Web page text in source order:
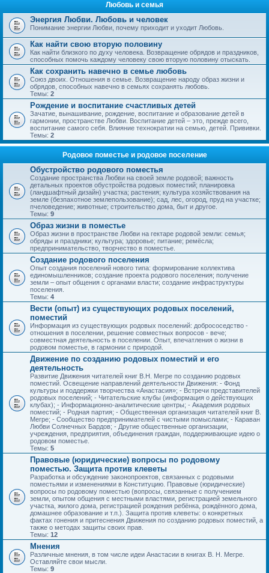
Любовь и семья
Энергия Любви. Любовь и человек
Понимание энергии Любви, почему приходит и уходит Любовь.
Как найти свою вторую половину
Как найти близкого по духу человека. Возвращение обрядов и праздников,
способных помочь каждому человеку свою вторую половину отыскать.
Как сохранить навечно в семье любовь
Союз двоих. Отношения в семье. Возвращение народу образ жизни и
обрядов, способных навечно в семьях сохранять любовь.
Темы: 2
Рождение и воспитание счастливых детей
Зачатие, вынашивание, рождение, воспитание и образование детей в
гармонии, пространстве Любви. Воспитание детей – это, прежде всего,
воспитание самого себя. Влияние технократии на семью, детей. Прививки.
Темы: 2
Родовое поместье и родовое поселение
Обустройство родового поместья
Создание пространства Любви на своей земле родовой; важность
детальных проектов обустройства родовых поместий; планировка
(ландшафтный дизайн) участка; растения; культура хозяйствования на
земле (безпахотное землепользование); сад, лес, огород, пруд на участке;
пчеловедение; животные; строительство дома, быт и другое.
Темы: 9
Образ жизни в поместье
Образ жизни в пространстве Любви на гектаре родовой земли: семья;
обряды и праздники; культура; здоровье; питание; ремёсла;
предпринимательство, творчество в поместье.
Создание родового поселения
Опыт создания поселений нового типа: формирование коллектива
единомышленников; создание проекта родового поселения; получение
земли – опыт общения с органами власти; создание инфраструктуры
поселения.
Темы: 4
Вести (опыт) из существующих родовых поселений,
поместий
Информация из существующих родовых поселений: добрососедство -
отношения в поселении, решение совместных вопросов - вече;
совместная деятельность в поселении. Опыт, впечатления о жизни в
родовом поместье, в гармонии с природой.
Движение по созданию родовых поместий и его
деятельность
Развитие Движения читателей книг В.Н. Мегре по созданию родовых
поместий. Освещение направлений деятельности Движения: - Фонд
культуры и поддержки творчества «Анастасия»; - Встречи представителей
родовых поселений; - Читательские клубы (информация о действующих
клубах); - Информационно-аналитические центры; - Академия родовых
поместий; - Родная партия; - Общественная организация читателей книг В.
Мегре; - Сообщество предпринимателей с чистыми помыслами; - Караван
Любви Солнечных Бардов; - Другие общественные организации,
учреждения, предприятия, объединения граждан, поддерживающие идею о
родовом поместье.
Темы: 5
Правовые (юридические) вопросы по родовому
поместью. Защита против клеветы
Разработка и обсуждение законопроектов, связанных с родовыми
поместьями и изменениями в Конституцию. Правовые (юридические)
вопросы по родовому поместью (вопросы, связанные с получением
земли, опытом общения с местными властями, регистрацией земельного
участка, жилого дома, регистрацией рождения ребёнка, рождённого дома,
домашнее образование и т.п.). Защита против клеветы: о конкретных
фактах гонения и притеснения Движения по созданию родовых поместий, а
также о методах защиты своих прав.
Темы: 12
Мнения
Различные мнения, в том числе идеи Анастасии в книгах В. Н. Мегре.
Оставляйте свои мысли.
Темы: 9